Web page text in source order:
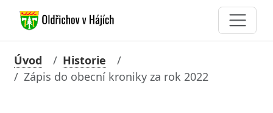
Úvod
Historie
Zápis do obecní kroniky za rok 2022